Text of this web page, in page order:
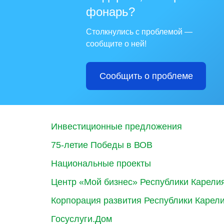
фонарь?
Столкнулись с проблемой —
сообщите о ней!
Сообщить о проблеме
Инвестиционные предложения
75-летие Победы в ВОВ
Национальные проекты
Центр «Мой бизнес» Республики
Корпорация развития Республики
Госуслуги.Дом